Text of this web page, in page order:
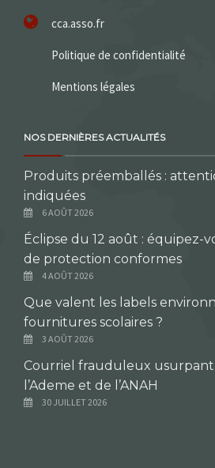
cca.asso.fr
Politique de confidentialité
Mentions légales
NOS DERNIÈRES ACTUALITÉS
Produits préemballés :
indiquées
6 AOÛT 2026
Éclipse du 12 août : équipez-
de protection conformes
4 AOÛT 2026
Que valent les labels
fournitures scolaires ?
3 AOÛT 2026
Courriel frauduleux usurpant
l’Ademe et de l’ANAH
30 JUILLET 2026